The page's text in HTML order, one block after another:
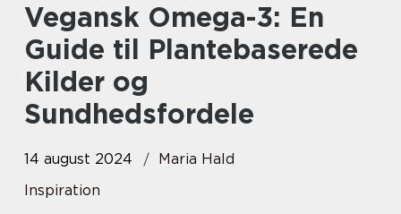
Vegansk Omega-3: En
Guide til Plantebaserede
Kilder og
Sundhedsfordele
14 august 2024
Maria Hald
Inspiration